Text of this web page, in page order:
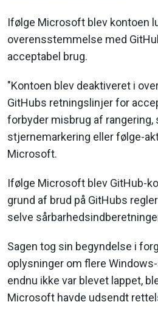
Ifølge Microsoft blev kontoen
overensstemmelse med
acceptabel brug.
"Kontoen blev deaktiveret i
GitHubs retningslinjer for
forbyder misbrug af
stjernemarkering eller følge-
Microsoft.
Ifølge Microsoft blev GitHub-
grund af brud på GitHubs
selve
Sagen tog sin begyndelse i
oplysninger om flere
endnu ikke var blevet lappet,
Microsoft havde udsendt